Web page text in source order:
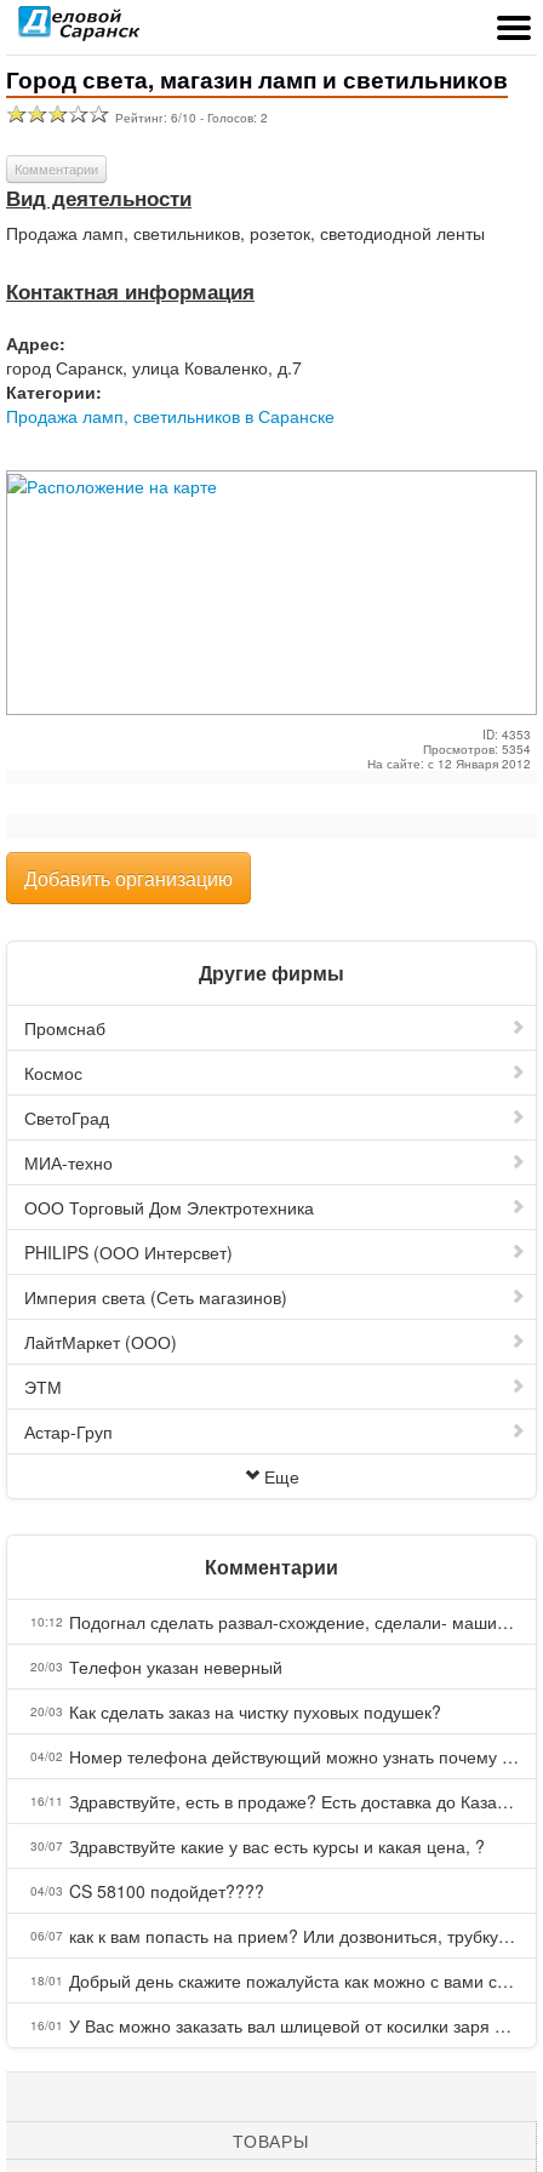
Город света, магазин ламп и светильников
Рейтинг: 6/10 - Голосов: 2
Комментарии
Вид деятельности
Продажа ламп, светильников, розеток, светодиодной ленты
Контактная информация
Адрес:
город Саранск, улица Коваленко, д.7
Категории:
Продажа ламп, светильников в Саранске
ID: 4353
Просмотров: 5354
На сайте: с 12 Января 2012
Добавить организацию
Другие фирмы
Промснаб
Космос
СветоГрад
МИА-техно
ООО Торговый Дом Электротехника
PHILIPS (ООО Интерсвет)
Империя света (Сеть магазинов)
ЛайтМаркет (ООО)
ЭТМ
Астар-Груп
Еще
Комментарии
10:12 Подогнал сделать развал-схождение, сделали- машина уходит на право и колеса проверил все хорошо с атмосферами ужас как можно делать авто, не ужели не берегут свою репутацию, не советую.
20/03 Телефон указан неверный
20/03 Как сделать заказ на чистку пуховых подушек?
04/02 Номер телефона действующий можно узнать почему номер неправельный
16/11 Здравствуйте, есть в продаже? Есть доставка до Казани?
30/07 Здравствуйте какие у вас есть курсы и какая цена, ?
04/03 CS 58100 подойдет????
06/07 как к вам попасть на прием? Или дозвониться, трубку не берете.
18/01 Добрый день скажите пожалуйста как можно с вами связаться . Телефон не отвечает .Заказала кухню в тц Хороший есть претензии а менеджер контактов не дает .Что делать?
16/01 У Вас можно заказать вал шлицевой от косилки заря для мтз, который соединяет мотоблок с косилкой.?
ТОВАРЫ